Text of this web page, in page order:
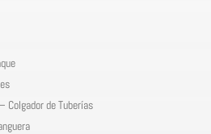
Colgador de Tuberías